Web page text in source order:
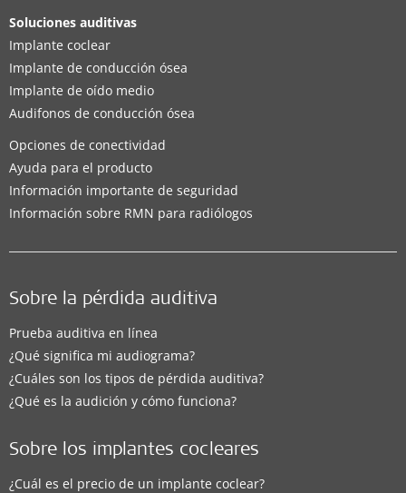
Soluciones auditivas
Implante coclear
Implante de conducción ósea
Implante de oído medio
Audifonos de conducción ósea
Opciones de conectividad
Ayuda para el producto
Información importante de seguridad
Información sobre RMN para radiólogos
Sobre la pérdida auditiva
Prueba auditiva en línea
¿Qué significa mi audiograma?
¿Cuáles son los tipos de pérdida auditiva?
¿Qué es la audición y cómo funciona?
Sobre los implantes cocleares
¿Cuál es el precio de un implante coclear?